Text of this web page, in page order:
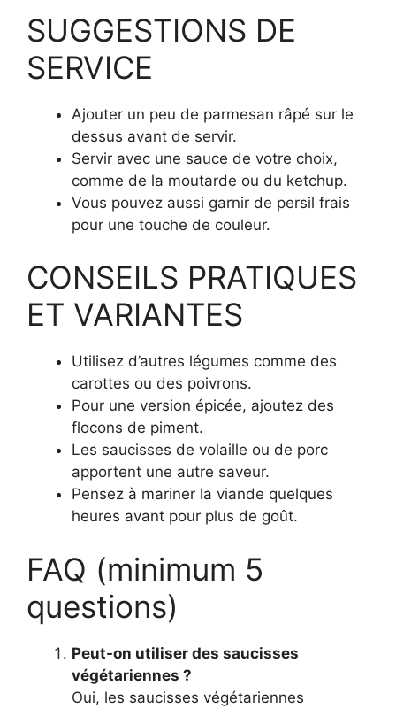
SUGGESTIONS DE
SERVICE
Ajouter un peu de parmesan râpé sur le
dessus avant de servir.
Servir avec une sauce de votre choix,
comme de la moutarde ou du ketchup.
Vous pouvez aussi garnir de persil frais
pour une touche de couleur.
CONSEILS PRATIQUES
ET VARIANTES
Utilisez d’autres légumes comme des
carottes ou des poivrons.
Pour une version épicée, ajoutez des
flocons de piment.
Les saucisses de volaille ou de porc
apportent une autre saveur.
Pensez à mariner la viande quelques
heures avant pour plus de goût.
FAQ (minimum 5
questions)
Peut-on utiliser des saucisses
végétariennes ?
Oui, les saucisses végétariennes